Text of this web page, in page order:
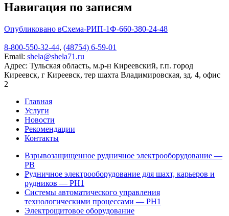
Навигация по записям
Опубликовано вСхема-РИП-1Ф-660-380-24-48
8-800-550-32-44, (48754) 6-59-01
Email: shela@shela71.ru
Адрес: Тульская область, м.р-н Киреевский, г.п. город
Киреевск, г Киреевск, тер шахта Владимировская, зд. 4, офис
2
Главная
Услуги
Новости
Рекомендации
Контакты
Взрывозащищенное рудничное электрооборудование —
РВ
Рудничное электрооборудование для шахт, карьеров и
рудников — РН1
Системы автоматического управления
технологическими процессами — РН1
Электрощитовое оборудование